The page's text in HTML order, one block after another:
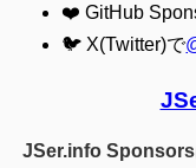
❤️ GitHub
🐦 X(Twitter)で
JSer.info Sponsors